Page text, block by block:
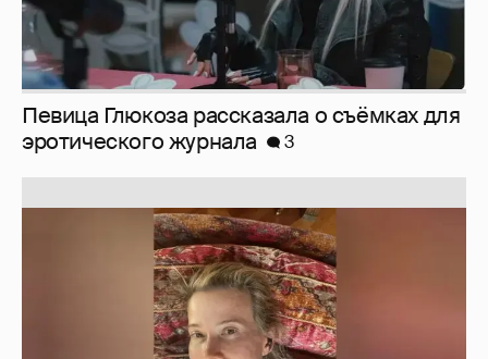
Юлия Высоцкая выложила селфи без